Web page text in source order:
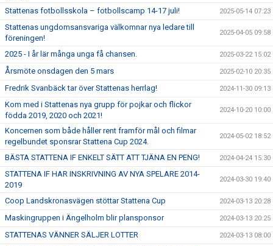
Stattenas fotbollsskola – fotbollscamp 14-17 juli! 2025-05-14 07:23
Stattenas ungdomsansvariga välkomnar nya ledare till
föreningen!
2025-04-05 09:58
2025 - I år lär många unga få chansen. 2025-03-22 15:02
Årsmöte onsdagen den 5 mars 2025-02-10 20:35
Fredrik Svanbäck tar över Stattenas herrlag! 2024-11-30 09:13
Kom med i Stattenas nya grupp för pojkar och flickor
födda 2019, 2020 och 2021!
2024-10-20 10:00
Koncernen som både håller rent framför mål och filmar
regelbundet sponsrar Stattena Cup 2024.
2024-05-02 18:52
BÄSTA STATTENA IF ENKELT SÄTT ATT TJÄNA EN PENG! 2024-04-24 15:30
STATTENA IF HAR INSKRIVNING AV NYA SPELARE 2014-
2019
2024-03-30 19:40
Coop Landskronasvägen stöttar Stattena Cup 2024-03-13 20:28
Maskingruppen i Ängelholm blir plansponsor 2024-03-13 20:25
STATTENAS VÄNNER SÄLJER LOTTER 2024-03-13 08:00